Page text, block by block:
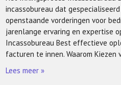
incassobureau dat
openstaande vorderingen voor
jarenlange ervaring en expertise
Incassobureau Best effectieve
facturen te innen. Waarom
Lees meer »